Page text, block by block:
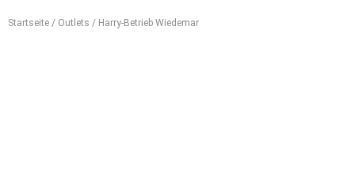
Startseite / Outlets / Harry-Betrieb Wiedemar